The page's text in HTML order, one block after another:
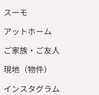
スーモ
アットホーム
ご家族・ご友人
現地（物件）
インスタグラム